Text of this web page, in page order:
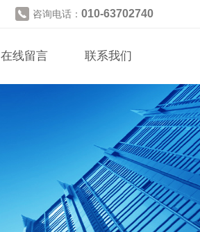
咨询电话： 010-63702740
在线留言 联系我们